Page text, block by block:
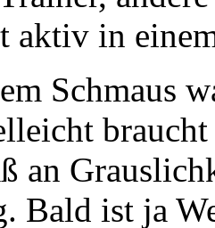
aktiv in
Schmaus
an
Bald ist ja